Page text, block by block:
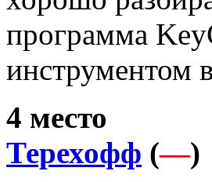
программа
инструментом
4 место
Терехофф (—)